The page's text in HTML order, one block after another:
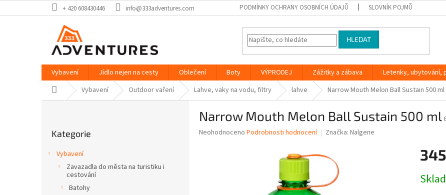
na
+ 420 608430446 info@333adventures.com PODMÍNKY OCHRANY OSOBNÍCH ÚDAJŮ SLOVNÍK POJMŮ
HLEDAT
Vybavení Jídlo nejen na cesty Oblečení Boty VÝPRODEJ Zážitky a zábava Letenky, ubytování,
Domů Vybavení Outdoor vaření Lahve, vaky na vodu, filtry lahve Narrow Mouth Melon Ball Sustain 500 ml
kategorie
Kategorie
Vybavení
Zavazadla do města na turistiku i
cestování
Batohy
Narrow Mouth Melon Ball Sustain 500 ml
Průměrné
Neohodnoceno Podrobnosti hodnocení Značka: Nalgene
cena: